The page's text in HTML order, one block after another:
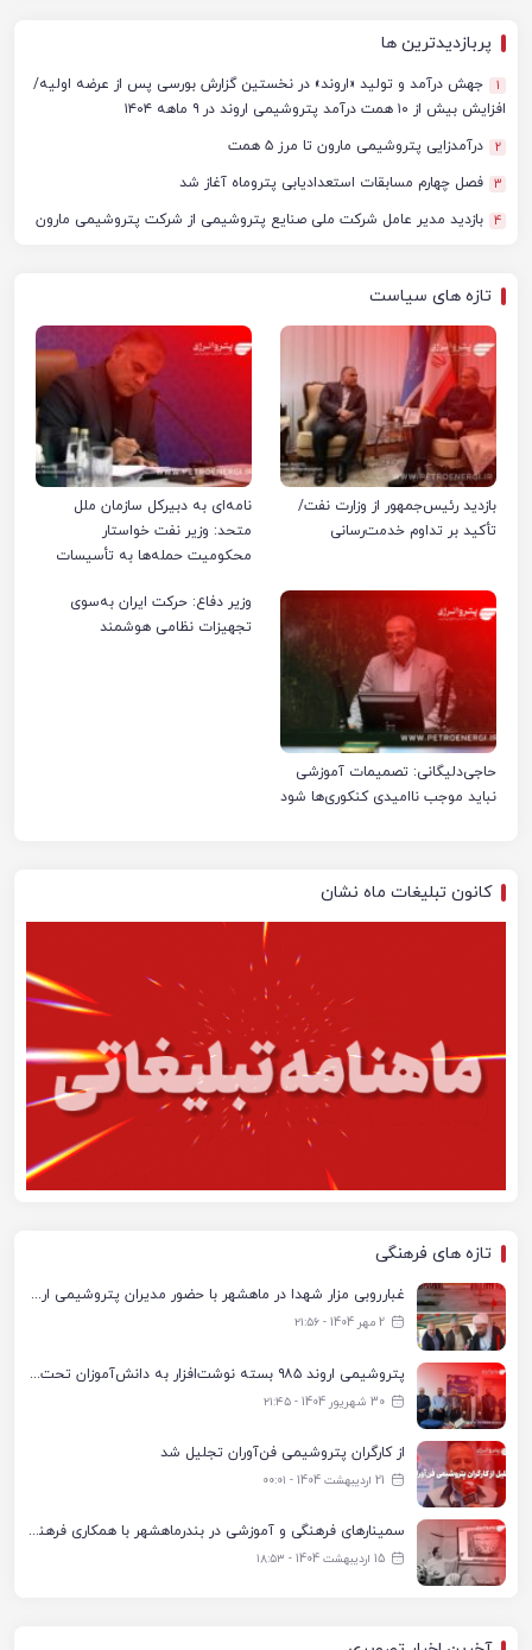
پربازدیدترین ها
1
جهش درآمد و تولید «اروند» در نخستین گزارش بورسی پس از عرضه اولیه/
افزایش بیش از ۱۰ همت درآمد پتروشیمی اروند در ۹ ماهه ۱۴۰۴
2 درآمدزایی پتروشیمی مارون تا مرز ۵ همت
3 فصل چهارم مسابقات استعدادیابی پتروماه آغاز شد
4 بازدید مدیر عامل شرکت ملی صنایع پتروشیمی از شرکت پتروشیمی مارون
تازه های سیاست
بازدید رئیس‌جمهور از وزارت نفت/
تأکید بر تداوم خدمت‌رسانی
نامه‌ای به دبیرکل سازمان ملل
متحد: وزیر نفت خواستار
محکومیت حمله‌ها به تأسیسات
حاجی‌دلیگانی: تصمیمات آموزشی
نباید موجب ناامیدی کنکوری‌ها شود
وزیر دفاع: حرکت ایران به‌سوی
تجهیزات نظامی هوشمند
کانون تبلیغات ماه نشان
تازه های فرهنگی
غبارروبی مزار شهدا در ماهشهر با حضور مدیران پتروشیمی اروند و مسئولان شهری
2 مهر 1404 - ۲۱:۵۶
پتروشیمی اروند ۹۸۵ بسته نوشت‌افزار به دانش‌آموزان تحت پوشش کمیته امداد بندرماهشهر اهدا کرد
30 شهریور 1404 - ۲۱:۴۵
از کارگران پتروشیمی فن‌آوران تجلیل شد
21 اردیبهشت 1404 - ۰۰:۰۱
سمینارهای فرهنگی و آموزشی در بندرماهشهر با همکاری فرهنگ‌سرای پتروشیمی مارون
15 اردیبهشت 1404 - ۱۸:۵۳